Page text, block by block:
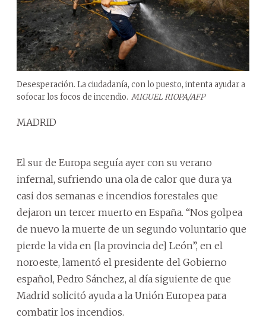
Desesperación. La ciudadanía, con lo puesto, intenta ayudar a
sofocar los focos de incendio. MIGUEL RIOPA/AFP
MADRID
El sur de Europa seguía ayer con su verano
infernal, sufriendo una ola de calor que dura ya
casi dos semanas e incendios forestales que
dejaron un tercer muerto en España. “Nos golpea
de nuevo la muerte de un segundo voluntario que
pierde la vida en [la provincia de] León”, en el
noroeste, lamentó el presidente del Gobierno
español, Pedro Sánchez, al día siguiente de que
Madrid solicitó ayuda a la Unión Europea para
combatir los incendios.